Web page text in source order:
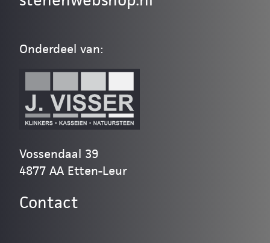
Onderdeel van:
Vossendaal 39
4877 AA Etten-Leur
Contact